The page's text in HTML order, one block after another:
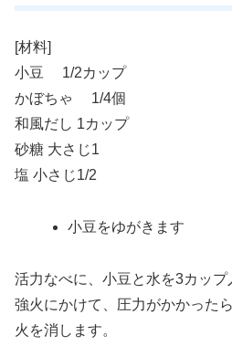
[材料]
小豆 1/2カップ
かぼちゃ 1/4個
和風だし 1カップ
砂糖 大さじ1
塩 小さじ1/2
小豆をゆがきます
活力なべに、小豆と水を3カップ
強火にかけて、圧力がかかった
火を消します。